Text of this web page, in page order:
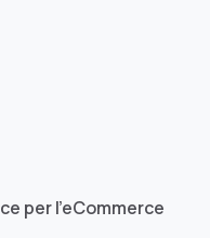
per l’eCommerce